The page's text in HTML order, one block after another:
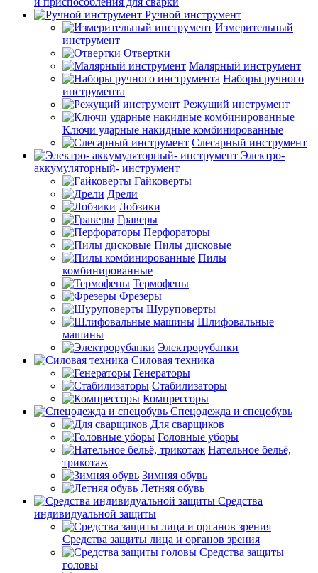
Ручной инструмент
Измерительный
инструмент
Отвертки
Малярный инструмент
Наборы ручного
инструмента
Режущий инструмент
Ключи ударные накидные комбинированные
Слесарный инструмент
Электро-
аккумуляторный- инструмент
Гайковерты
Дрели
Лобзики
Граверы
Перфораторы
Пилы дисковые
Пилы
комбинированные
Термофены
Фрезеры
Шуруповерты
Шлифовальные
машины
Электрорубанки
Силовая техника
Генераторы
Стабилизаторы
Компрессоры
Спецодежда и спецобувь
Для сварщиков
Головные уборы
Нательное бельё,
трикотаж
Зимняя обувь
Летняя обувь
Средства
индивидуальной защиты
Средства защиты лица и органов зрения
Средства защиты
головы